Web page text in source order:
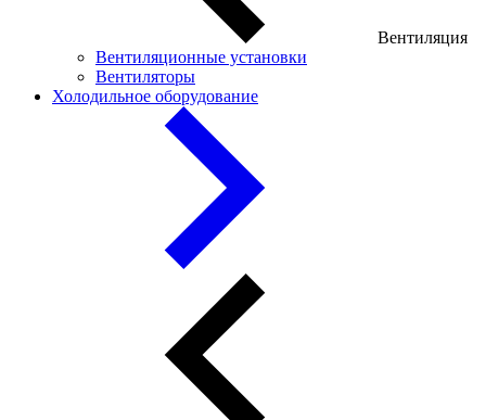
Вентиляция
Вентиляционные установки
Вентиляторы
Холодильное оборудование